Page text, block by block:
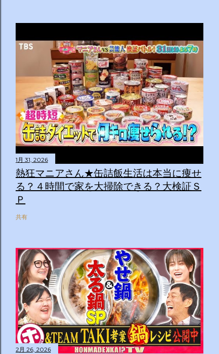
1月 31, 2026
熱狂マニアさん★缶詰飯生活は本当に痩せ
る？４時間で家を大掃除できる？大検証Ｓ
Ｐ
共有
2月 26, 2026